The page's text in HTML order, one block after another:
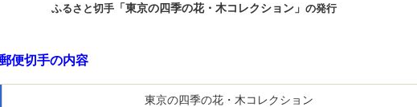
ふるさと切手「東京の四季の花・木コレクション」 の発行
便切手の内容
東京の四季の花・木コレクション